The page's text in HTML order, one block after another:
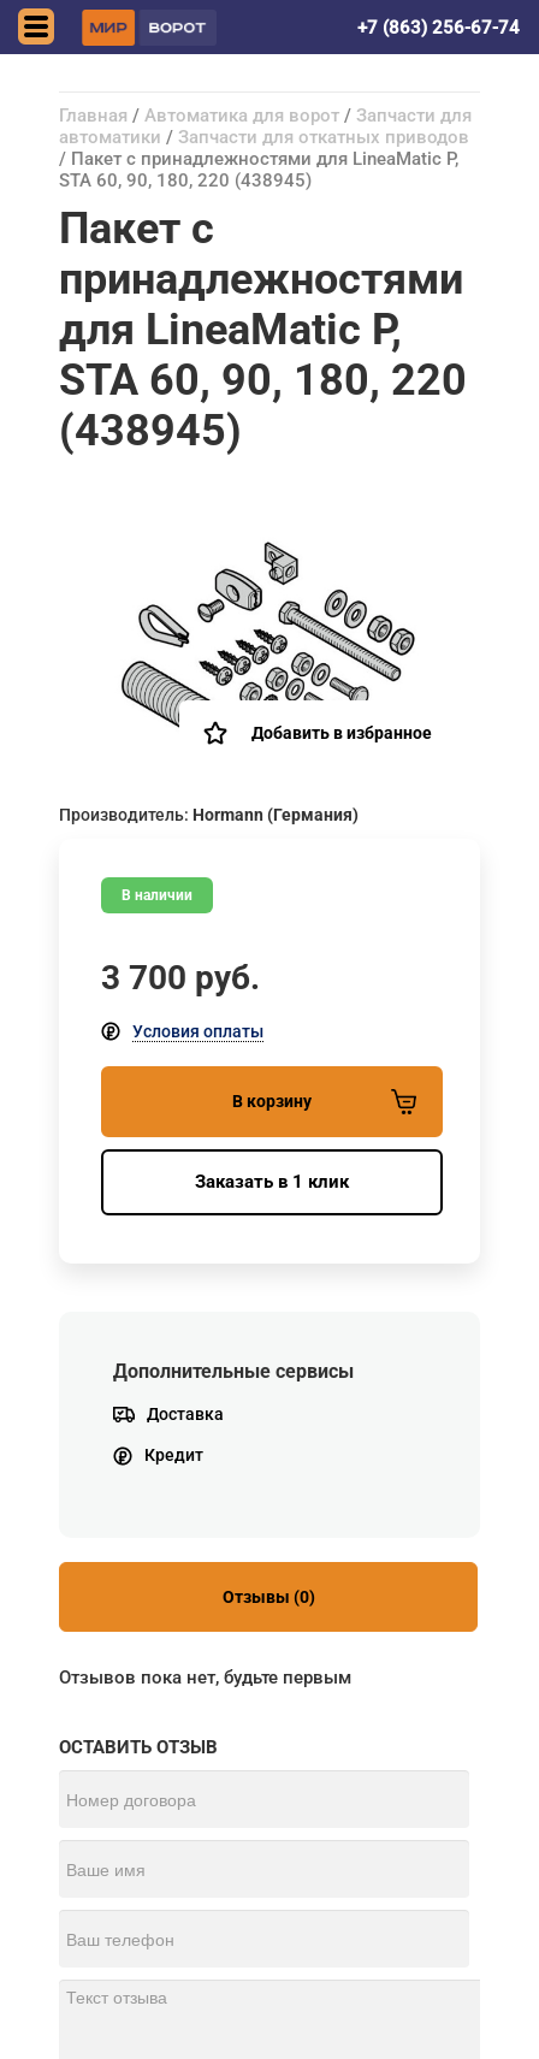
+7 (863) 256-67-74
Главная / Автоматика для ворот / Запчасти для
автоматики / Запчасти для откатных приводов
/ Пакет с принадлежностями для LineaMatic P,
STA 60, 90, 180, 220 (438945)
Пакет с
принадлежностями
для LineaMatic P,
STA 60, 90, 180, 220
(438945)
Добавить в избранное
Производитель: Hormann (Германия)
В наличии
3 700 руб.
Условия оплаты
В корзину
Заказать в 1 клик
Дополнительные сервисы
Доставка
Кредит
Отзывы (0)
Отзывов пока нет, будьте первым
ОСТАВИТЬ ОТЗЫВ